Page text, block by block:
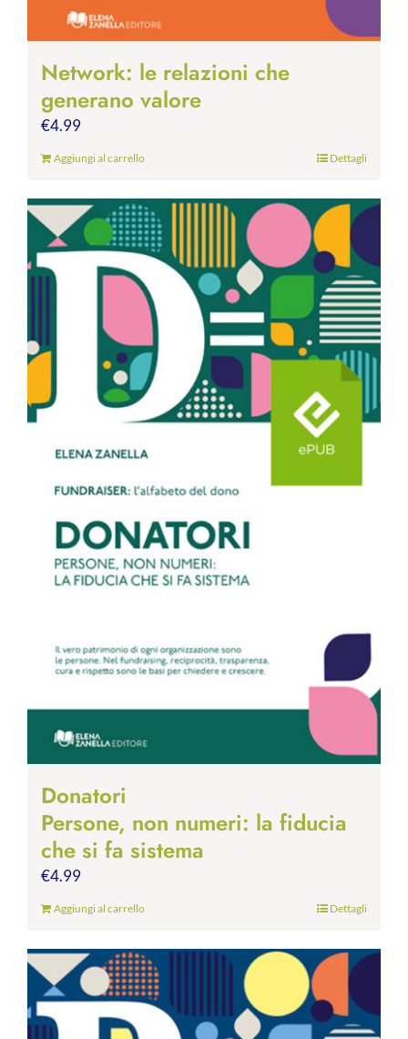
Network: le relazioni che
generano valore
€4.99
Aggiungi al carrello Dettagli
Donatori
Persone, non numeri: la fiducia
che si fa sistema
€4.99
Aggiungi al carrello Dettagli